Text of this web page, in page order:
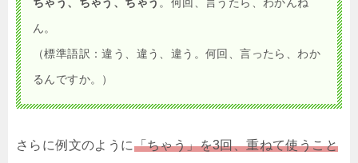
ん。
（標準語訳：違う、違う、違う。何回、言ったら、わか
るんですか。）
さらに例文のように「ちゃう」を3回、重ねて使うこと